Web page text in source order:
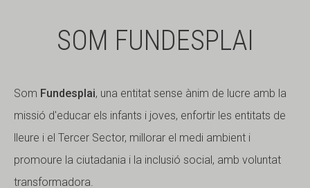
SOM FUNDESPLAI
Som Fundesplai, una entitat sense ànim de lucre amb la
missió d'educar els infants i joves, enfortir les entitats de
lleure i el Tercer Sector, millorar el medi ambient i
promoure la ciutadania i la inclusió social, amb voluntat
transformadora.